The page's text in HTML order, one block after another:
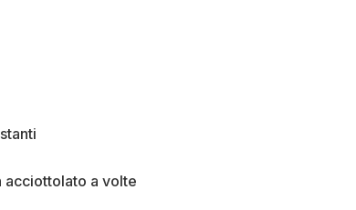
acciottolato a volte